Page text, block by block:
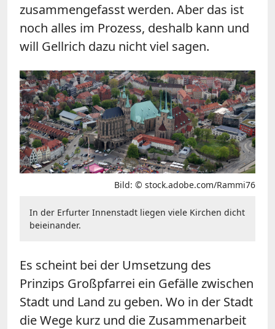
zusammengefasst werden. Aber das ist
noch alles im Prozess, deshalb kann und
will Gellrich dazu nicht viel sagen.
Bild: © stock.adobe.com/Rammi76
In der Erfurter Innenstadt liegen viele Kirchen dicht
beieinander.
Es scheint bei der Umsetzung des
Prinzips Großpfarrei ein Gefälle zwischen
Stadt und Land zu geben. Wo in der Stadt
die Wege kurz und die Zusammenarbeit